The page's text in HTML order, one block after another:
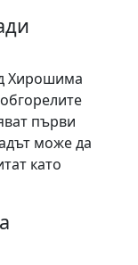
Хирошима
първи
може да
като